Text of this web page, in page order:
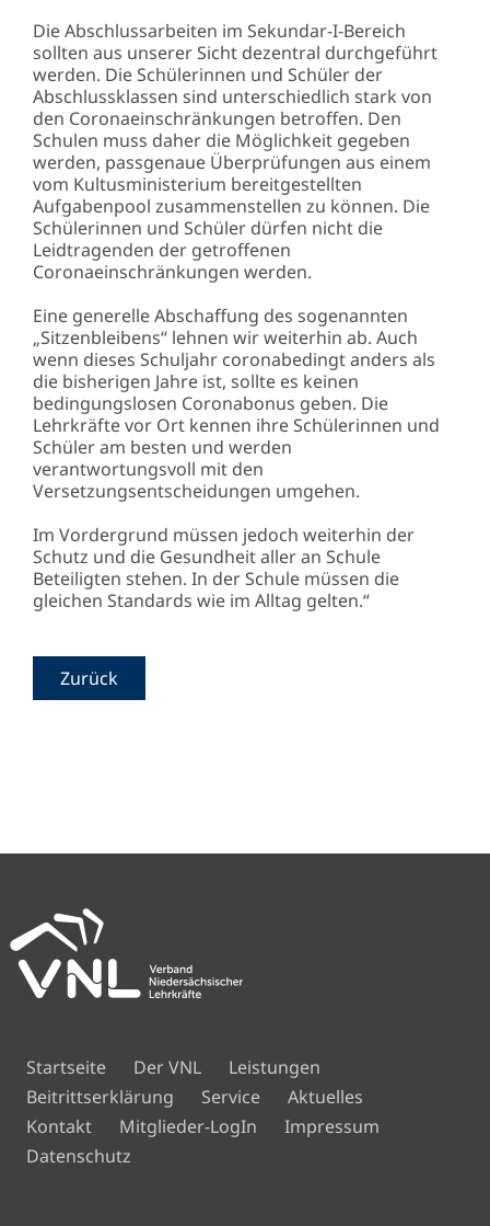
Die Abschlussarbeiten im Sekundar-I-Bereich
sollten aus unserer Sicht dezentral durchgeführt
werden. Die Schülerinnen und Schüler der
Abschlussklassen sind unterschiedlich stark von
den Coronaeinschränkungen betroffen. Den
Schulen muss daher die Möglichkeit gegeben
werden, passgenaue Überprüfungen aus einem
vom Kultusministerium bereitgestellten
Aufgabenpool zusammenstellen zu können. Die
Schülerinnen und Schüler dürfen nicht die
Leidtragenden der getroffenen
Coronaeinschränkungen werden.
Eine generelle Abschaffung des sogenannten
„Sitzenbleibens“ lehnen wir weiterhin ab. Auch
wenn dieses Schuljahr coronabedingt anders als
die bisherigen Jahre ist, sollte es keinen
bedingungslosen Coronabonus geben. Die
Lehrkräfte vor Ort kennen ihre Schülerinnen und
Schüler am besten und werden
verantwortungsvoll mit den
Versetzungsentscheidungen umgehen.
Im Vordergrund müssen jedoch weiterhin der
Schutz und die Gesundheit aller an Schule
Beteiligten stehen. In der Schule müssen die
gleichen Standards wie im Alltag gelten.“
Zurück
Navigation
überspringen
Startseite Der VNL
Leistungen
Beitrittserklärung
Service
Aktuelles
Navigation
überspringen
Kontakt Mitglieder-LogIn
Impressum
Datenschutz